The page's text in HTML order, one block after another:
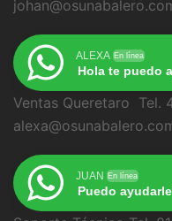
ALEXA En línea
Hola te puedo
Ventas
JUAN En línea
Puedo